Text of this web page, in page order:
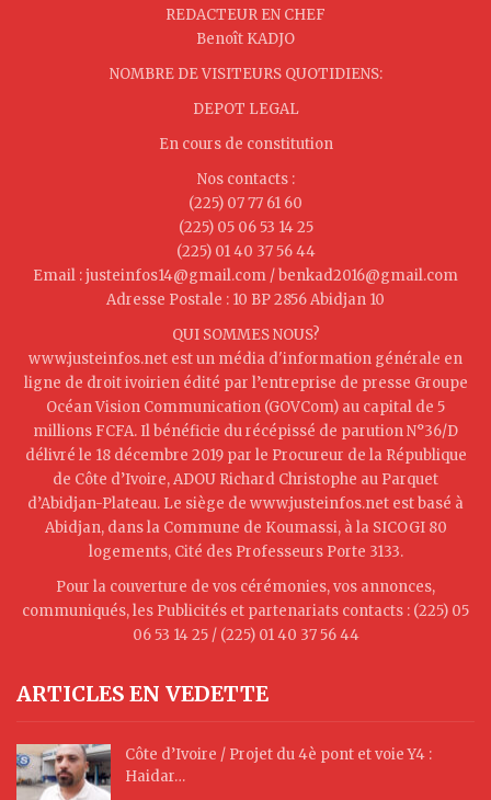
REDACTEUR EN CHEF
Benoît KADJO
NOMBRE DE VISITEURS QUOTIDIENS:
DEPOT LEGAL
En cours de constitution
Nos contacts :
(225) 07 77 61 60
(225) 05 06 53 14 25
(225) 01 40 37 56 44
Email : justeinfos14@gmail.com / benkad2016@gmail.com
Adresse Postale : 10 BP 2856 Abidjan 10
QUI SOMMES NOUS?
www.justeinfos.net est un média d'information générale en
ligne de droit ivoirien édité par l’entreprise de presse Groupe
Océan Vision Communication (GOVCom) au capital de 5
millions FCFA. Il bénéficie du récépissé de parution N°36/D
délivré le 18 décembre 2019 par le Procureur de la République
de Côte d’Ivoire, ADOU Richard Christophe au Parquet
d’Abidjan-Plateau. Le siège de www.justeinfos.net est basé à
Abidjan, dans la Commune de Koumassi, à la SICOGI 80
logements, Cité des Professeurs Porte 3133.
Pour la couverture de vos cérémonies, vos annonces,
communiqués, les Publicités et partenariats contacts : (225) 05
06 53 14 25 / (225) 01 40 37 56 44
ARTICLES EN VEDETTE
Côte d’Ivoire / Projet du 4è pont et voie Y4 :
Haidar…